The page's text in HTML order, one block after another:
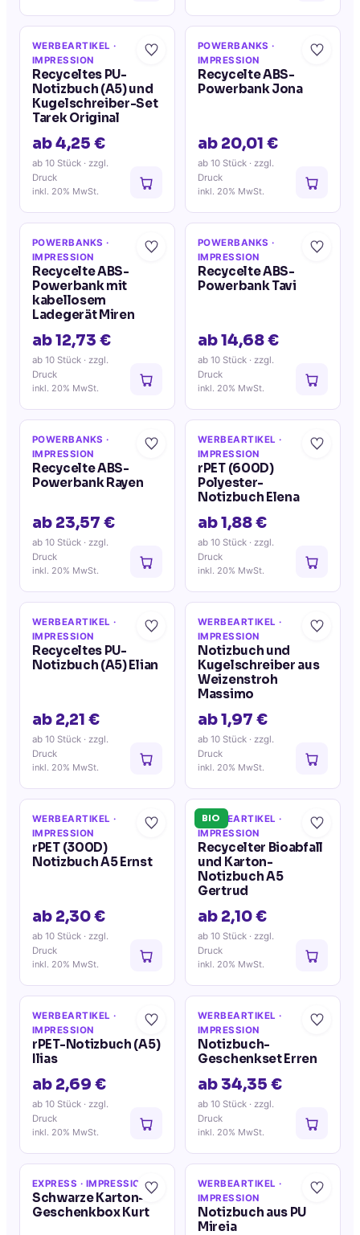
WERBEARTIKEL ·
IMPRESSION
Recyceltes PU-
Notizbuch (A5) und
Kugelschreiber-Set
Tarek Original
ab 4,25 €
ab 10 Stück · zzgl.
Druck
inkl. 20% MwSt.
POWERBANKS ·
IMPRESSION
Recycelte ABS-
Powerbank Jona
ab 20,01 €
ab 10 Stück · zzgl.
Druck
inkl. 20% MwSt.
POWERBANKS ·
IMPRESSION
Recycelte ABS-
Powerbank mit
kabellosem
Ladegerät Miren
ab 12,73 €
ab 10 Stück · zzgl.
Druck
inkl. 20% MwSt.
POWERBANKS ·
IMPRESSION
Recycelte ABS-
Powerbank Tavi
ab 14,68 €
ab 10 Stück · zzgl.
Druck
inkl. 20% MwSt.
POWERBANKS ·
IMPRESSION
Recycelte ABS-
Powerbank Rayen
ab 23,57 €
ab 10 Stück · zzgl.
Druck
inkl. 20% MwSt.
WERBEARTIKEL ·
IMPRESSION
rPET (600D)
Polyester-
Notizbuch Elena
ab 1,88 €
ab 10 Stück · zzgl.
Druck
inkl. 20% MwSt.
WERBEARTIKEL ·
IMPRESSION
Recyceltes PU-
Notizbuch (A5) Elian
ab 2,21 €
ab 10 Stück · zzgl.
Druck
inkl. 20% MwSt.
WERBEARTIKEL ·
IMPRESSION
Notizbuch und
Kugelschreiber aus
Weizenstroh
Massimo
ab 1,97 €
ab 10 Stück · zzgl.
Druck
inkl. 20% MwSt.
WERBEARTIKEL ·
IMPRESSION
rPET (300D)
Notizbuch A5 Ernst
ab 2,30 €
ab 10 Stück · zzgl.
Druck
inkl. 20% MwSt.
BIO
WERBEARTIKEL ·
IMPRESSION
Recycelter Bioabfall
und Karton-
Notizbuch A5
Gertrud
ab 2,10 €
ab 10 Stück · zzgl.
Druck
inkl. 20% MwSt.
WERBEARTIKEL ·
IMPRESSION
rPET-Notizbuch (A5)
Ilias
ab 2,69 €
ab 10 Stück · zzgl.
Druck
inkl. 20% MwSt.
WERBEARTIKEL ·
IMPRESSION
Notizbuch-
Geschenkset Erren
ab 34,35 €
ab 10 Stück · zzgl.
Druck
inkl. 20% MwSt.
EXPRESS · IMPRESSION
Schwarze Karton-
Geschenkbox Kurt
WERBEARTIKEL ·
IMPRESSION
Notizbuch aus PU
Mireia